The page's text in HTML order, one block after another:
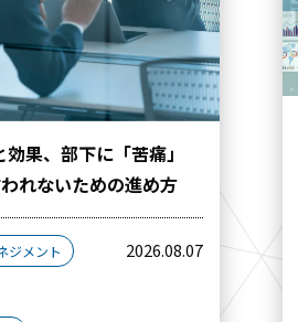
果、部下に「苦痛」
れないための進め方
ジメント 2026.08.07